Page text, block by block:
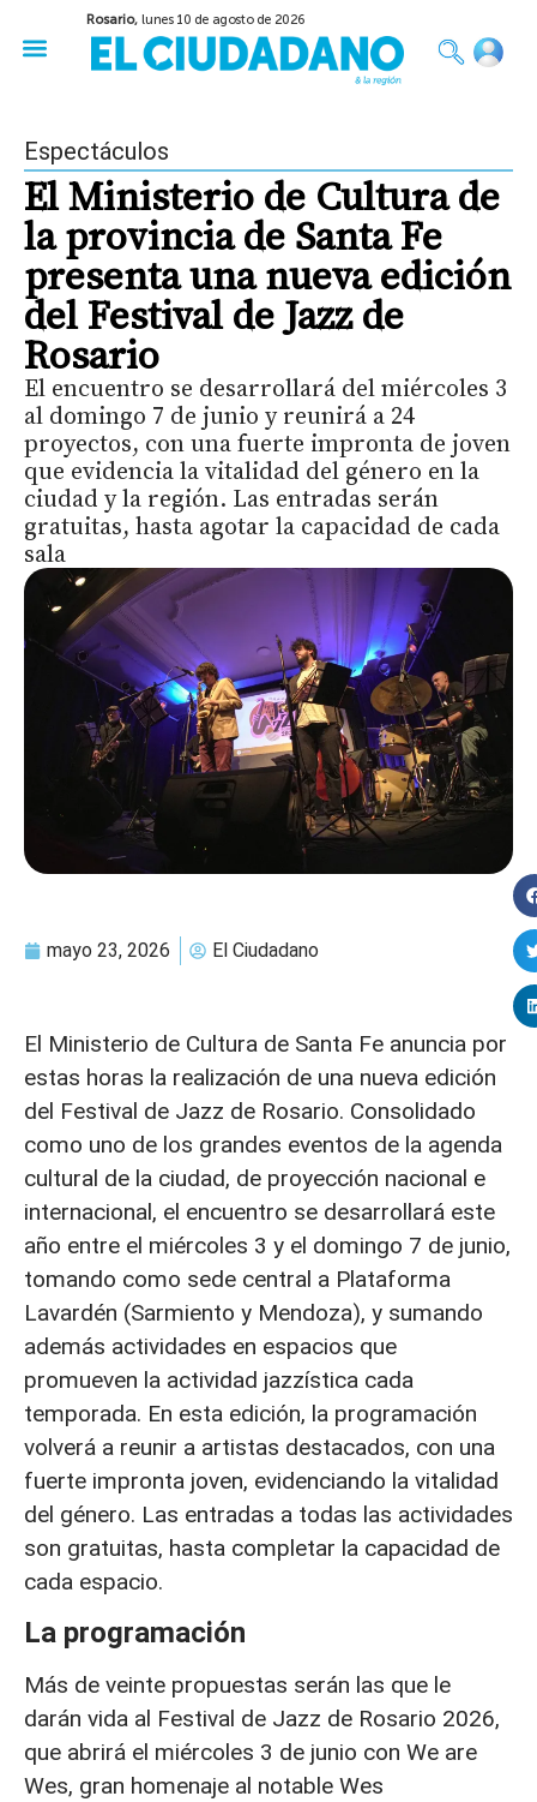
Rosario,lunes 10 de agosto de 2026
Espectáculos
El Ministerio de Cultura de
la provincia de Santa Fe
presenta una nueva edición
del Festival de Jazz de
Rosario
El encuentro se desarrollará del miércoles 3
al domingo 7 de junio y reunirá a 24
proyectos, con una fuerte impronta de joven
que evidencia la vitalidad del género en la
ciudad y la región. Las entradas serán
gratuitas, hasta agotar la capacidad de cada
sala
mayo 23, 2026 El Ciudadano
El Ministerio de Cultura de Santa Fe anuncia por
estas horas la realización de una nueva edición
del Festival de Jazz de Rosario. Consolidado
como uno de los grandes eventos de la agenda
cultural de la ciudad, de proyección nacional e
internacional, el encuentro se desarrollará este
año entre el miércoles 3 y el domingo 7 de junio,
tomando como sede central a Plataforma
Lavardén (Sarmiento y Mendoza), y sumando
además actividades en espacios que
promueven la actividad jazzística cada
temporada. En esta edición, la programación
volverá a reunir a artistas destacados, con una
fuerte impronta joven, evidenciando la vitalidad
del género. Las entradas a todas las actividades
son gratuitas, hasta completar la capacidad de
cada espacio.
La programación
Más de veinte propuestas serán las que le
darán vida al Festival de Jazz de Rosario 2026,
que abrirá el miércoles 3 de junio con We are
Wes, gran homenaje al notable Wes